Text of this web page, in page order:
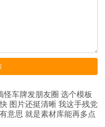
怪车牌发朋友圈 选个模板
图片还挺清晰 我这手残党
意思 就是素材库能再多点